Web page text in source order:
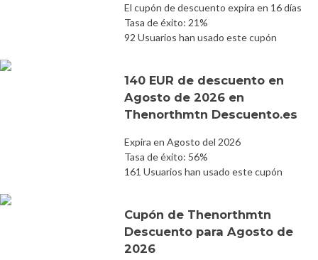
El cupón de descuento expira en 16 días
Tasa de éxito: 21%
92 Usuarios han usado este cupón
140 EUR de descuento en
Agosto de 2026 en
Thenorthmtn Descuento.es
Expira en Agosto del 2026
Tasa de éxito: 56%
161 Usuarios han usado este cupón
Cupón de Thenorthmtn
Descuento para Agosto de
2026